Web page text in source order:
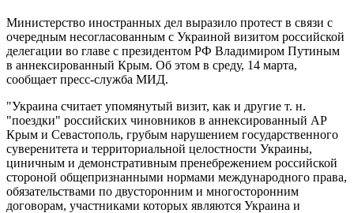
Министерство иностранных дел выразило протест в связи с
очередным несогласованным с Украиной визитом российской
делегации во главе с президентом РФ Владимиром Путиным
в аннексированный Крым. Об этом в среду, 14 марта,
сообщает пресс-служба МИД.
"Украина считает упомянутый визит, как и другие т. н.
"поездки" российских чиновников в аннексированный АР
Крым и Севастополь, грубым нарушением государственного
суверенитета и территориальной целостности Украины,
циничным и демонстративным пренебрежением российской
стороной общепризнанными нормами международного права,
обязательствами по двусторонним и многосторонним
договорам, участниками которых являются Украина и